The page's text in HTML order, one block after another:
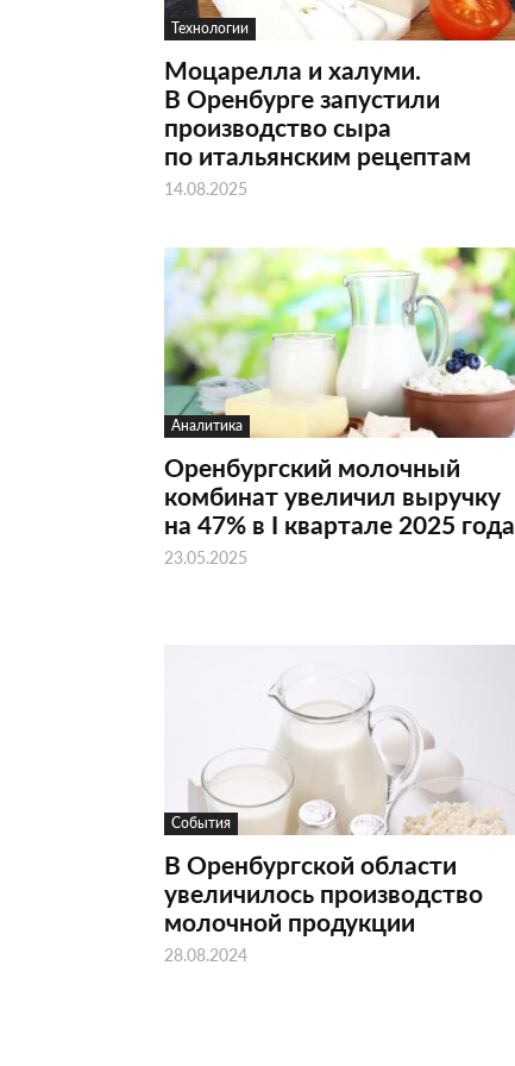
Технологии
Моцарелла и халуми.
В Оренбурге запустили
производство сыра
по итальянским рецептам
14.08.2025
Аналитика
Оренбургский молочный
комбинат увеличил выручку
на 47% в I квартале 2025 года
23.05.2025
События
В Оренбургской области
увеличилось производство
молочной продукции
28.08.2024